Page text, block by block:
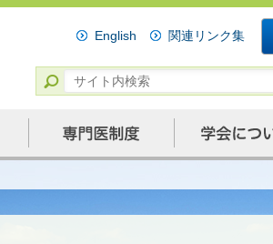
English 関連リンク集